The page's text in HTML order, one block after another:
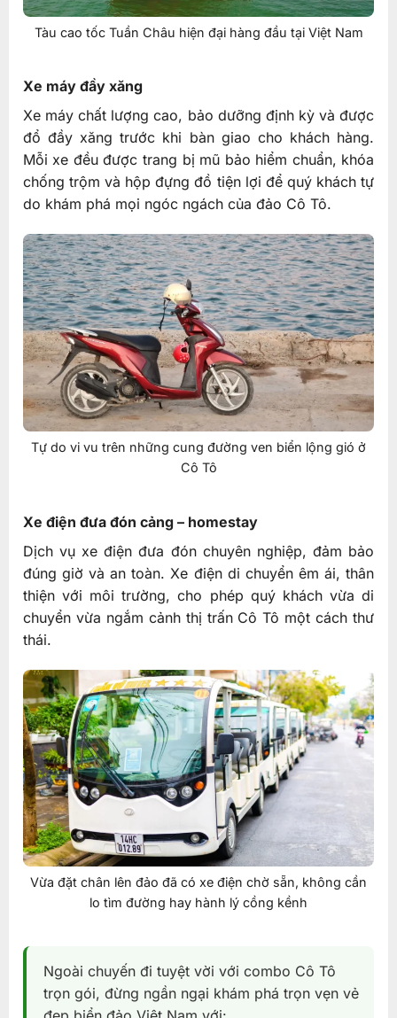
Tàu cao tốc Tuần Châu hiện đại hàng đầu tại Việt Nam
Xe máy đầy xăng
Xe máy chất lượng cao, bảo dưỡng định kỳ và được
đổ đầy xăng trước khi bàn giao cho khách hàng.
Mỗi xe đều được trang bị mũ bảo hiểm chuẩn, khóa
chống trộm và hộp đựng đồ tiện lợi để quý khách tự
do khám phá mọi ngóc ngách của đảo Cô Tô.
Tự do vi vu trên những cung đường ven biển lộng gió ở
Cô Tô
Xe điện đưa đón cảng – homestay
Dịch vụ xe điện đưa đón chuyên nghiệp, đảm bảo
đúng giờ và an toàn. Xe điện di chuyển êm ái, thân
thiện với môi trường, cho phép quý khách vừa di
chuyển vừa ngắm cảnh thị trấn Cô Tô một cách thư
thái.
Vừa đặt chân lên đảo đã có xe điện chờ sẵn, không cần
lo tìm đường hay hành lý cồng kềnh
Ngoài chuyến đi tuyệt vời với combo Cô Tô
trọn gói, đừng ngần ngại khám phá trọn vẹn vẻ